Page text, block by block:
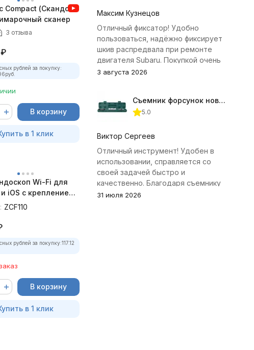
Compact (Скандок)
сканер
3 отзыва
₽
рублей за покупку:
руб.
В корзину
в 1 клик
Wi-Fi для
iOS с креплением
ZCF110
рублей за покупку:117.12
В корзину
в 1 клик
Максим Кузнецов
Отличный фиксатор! Удобно
пользоваться, надёжно фиксирует
шкив распредвала при ремонте
двигателя Subaru. Покупкой очень
доволен.
3 августа 2026
Съемник форсунок новых дизельных двигателей Jonnesway
5.0
Виктор Сергеев
Отличный инструмент! Удобен в
использовании, справляется со
своей задачей быстро и
качественно. Благодаря съемнику
удалось избежать лишних хлопот с
31 июля 2026